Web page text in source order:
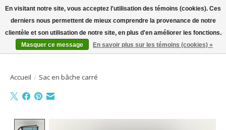
Bienvenue sur la boutique en ligne
Liste dePanier
Accueil / Sac en bâche carré
En visitant notre site, vous acceptez l'utilisation des témoins (cookies). Ces
derniers nous permettent de mieux comprendre la provenance de notre
clientèle et son utilisation de notre site, en plus d'en améliorer les fonctions.
Masquer ce message
En savoir plus sur les témoins (cookies) »